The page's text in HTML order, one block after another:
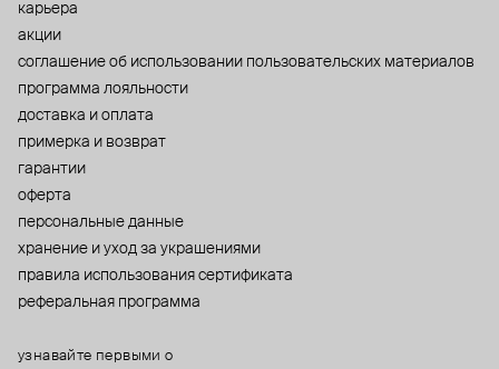
карьера
акции
cоглашение об использовании пользовательских материалов
программа лояльности
доставка и оплата
примерка и возврат
гарантии
оферта
персональные данные
хранение и уход за украшениями
правила использования сертификата
реферальная программа
узнавайте первыми о